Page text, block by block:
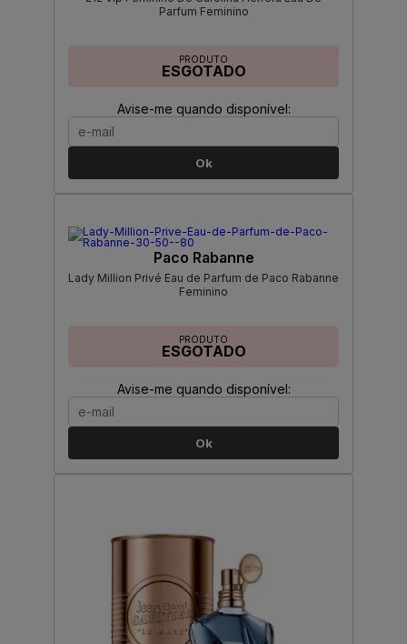
Parfum Feminino
PRODUTO
ESGOTADO
Avise-me quando disponível:
Ok
Paco Rabanne
Lady Million Privé Eau de Parfum de Paco Rabanne
Feminino
PRODUTO
ESGOTADO
Avise-me quando disponível:
Ok